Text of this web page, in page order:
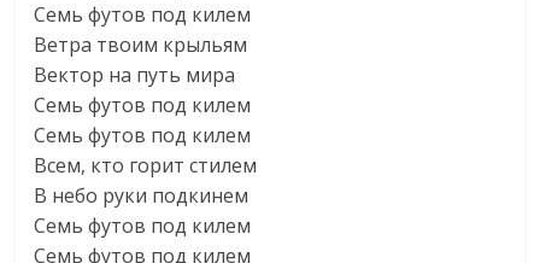
Семь футов под килем
Ветра твоим крыльям
Вектор на путь мира
Семь футов под килем
Семь футов под килем
Всем, кто горит стилем
В небо руки подкинем
Семь футов под килем
Семь футов под килем